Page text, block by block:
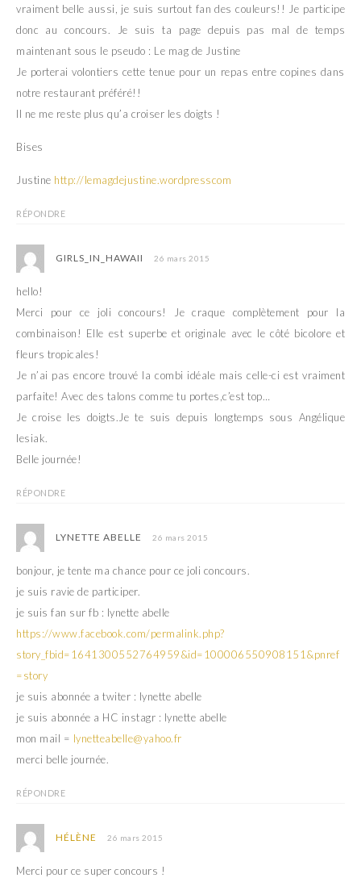
vraiment belle aussi, je suis surtout fan des couleurs!! Je participe
donc au concours. Je suis ta page depuis pas mal de temps
maintenant sous le pseudo : Le mag de Justine
Je porterai volontiers cette tenue pour un repas entre copines dans
notre restaurant préféré!!
Il ne me reste plus qu’a croiser les doigts !
Bises
Justine http://lemagdejustine.wordpresscom
RÉPONDRE
GIRLS_IN_HAWAII 26 mars 2015
hello!
Merci pour ce joli concours! Je craque complètement pour la
combinaison! Elle est superbe et originale avec le côté bicolore et
fleurs tropicales!
Je n’ai pas encore trouvé la combi idéale mais celle-ci est vraiment
parfaite! Avec des talons comme tu portes,c’est top…
Je croise les doigts.Je te suis depuis longtemps sous Angélique
lesiak.
Belle journée!
RÉPONDRE
LYNETTE ABELLE 26 mars 2015
bonjour, je tente ma chance pour ce joli concours.
je suis ravie de participer.
je suis fan sur fb : lynette abelle
https://www.facebook.com/permalink.php?
story_fbid=1641300552764959&id=100006550908151&pnref
=story
je suis abonnée a twiter : lynette abelle
je suis abonnée a HC instagr : lynette abelle
mon mail = lynetteabelle@yahoo.fr
merci belle journée.
RÉPONDRE
HÉLÈNE 26 mars 2015
Merci pour ce super concours !